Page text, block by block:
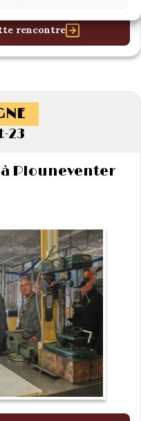
rencontre
23
Plouneventer